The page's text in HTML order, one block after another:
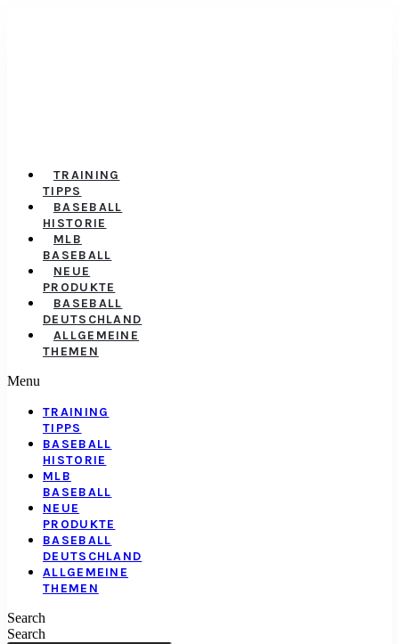
TRAINING
TIPPS
BASEBALL
HISTORIE
MLB
BASEBALL
NEUE
PRODUKTE
BASEBALL
DEUTSCHLAND
ALLGEMEINE
THEMEN
Menu
TRAINING
TIPPS
BASEBALL
HISTORIE
MLB
BASEBALL
NEUE
PRODUKTE
BASEBALL
DEUTSCHLAND
ALLGEMEINE
THEMEN
Search
Search